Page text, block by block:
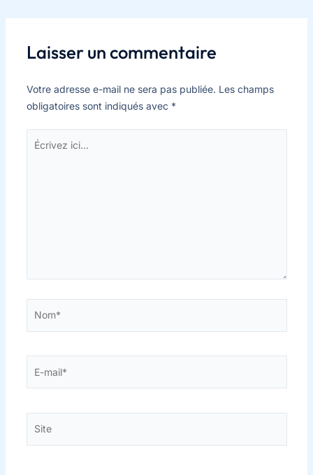
Laisser un commentaire
Votre adresse e-mail ne sera pas publiée. Les champs
obligatoires sont indiqués avec *
Écrivez
mail*